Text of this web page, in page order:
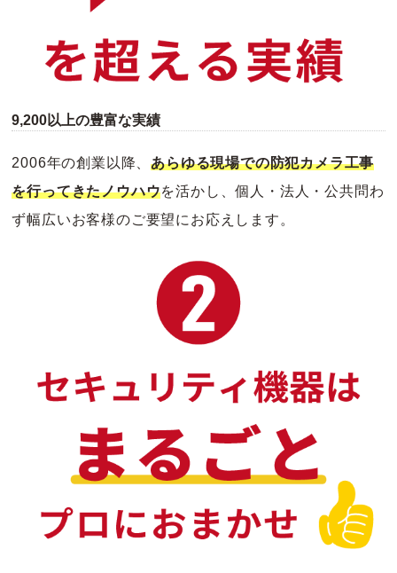
9,200以上の豊富な実績
2006年の創業以降、あらゆる現場での防犯カメラ工事
を行ってきたノウハウを活かし、個人・法人・公共問わ
ず幅広いお客様のご要望にお応えします。